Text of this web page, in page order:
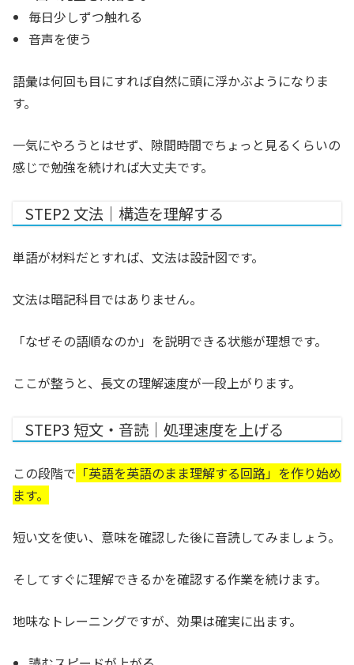
毎日少しずつ触れる
音声を使う
語彙は何回も目にすれば自然に頭に浮かぶようになりま
す。
一気にやろうとはせず、隙間時間でちょっと見るくらいの
感じで勉強を続ければ大丈夫です。
STEP2 文法｜構造を理解する
単語が材料だとすれば、文法は設計図です。
文法は暗記科目ではありません。
「なぜその語順なのか」を説明できる状態が理想です。
ここが整うと、長文の理解速度が一段上がります。
STEP3 短文・音読｜処理速度を上げる
この段階で 「英語を英語のまま理解する回路」を作り始め
ます。
短い文を使い、意味を確認した後に音読してみましょう。
そしてすぐに理解できるかを確認する作業を続けます。
地味なトレーニングですが、効果は確実に出ます。